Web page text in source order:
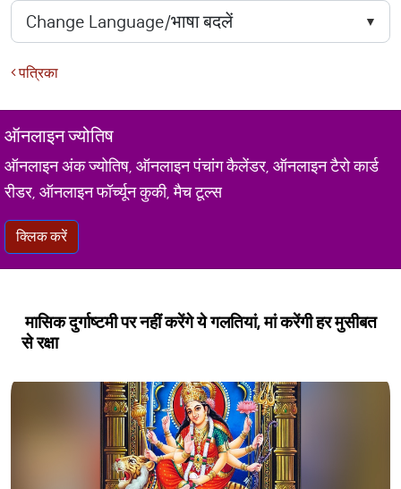
पत्रिका
ऑनलाइन ज्योतिष
ऑनलाइन अंक ज्योतिष, ऑनलाइन पंचांग कैलेंडर, ऑनलाइन टैरो कार्ड
रीडर, ऑनलाइन फॉर्च्यून कुकी, मैच टूल्स
क्लिक करें
मासिक दुर्गाष्टमी पर नहीं करेंगे ये गलतियां, मां करेंगी हर मुसीबत
से रक्षा